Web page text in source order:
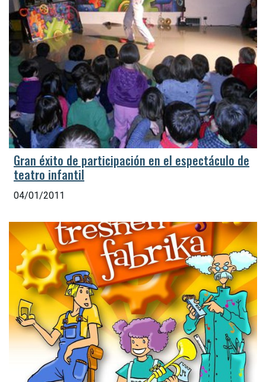
Gran éxito de participación en el espectáculo de
teatro infantil
04/01/2011